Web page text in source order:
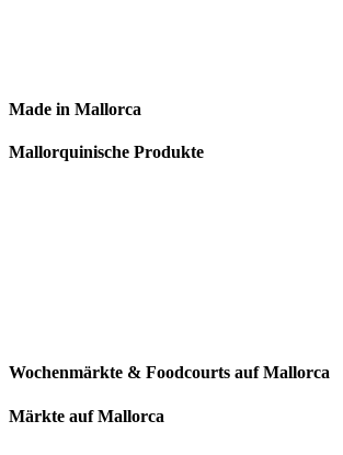
Made in Mallorca
Mallorquinische Produkte
Wochenmärkte & Foodcourts auf Mallorca
Märkte auf Mallorca